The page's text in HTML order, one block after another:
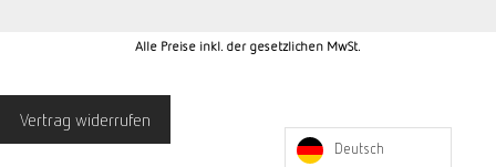
Alle Preise inkl. der gesetzlichen MwSt.
Vertrag widerrufen
Deutsch